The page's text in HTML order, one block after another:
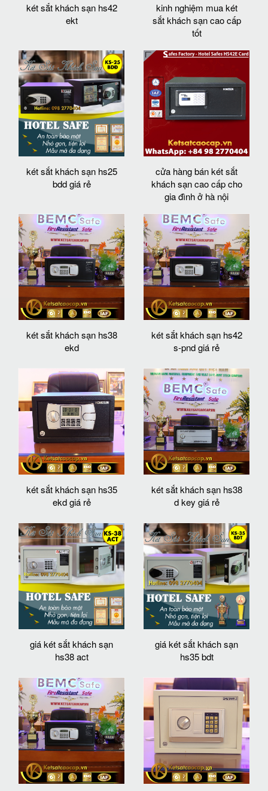
két sắt khách sạn hs42
ekt
kinh nghiệm mua két
sắt khách sạn cao cấp
tốt
két sắt khách sạn hs25
bdd giá rẻ
cửa hàng bán két sắt
khách sạn cao cấp cho
gia đình ở hà nội
két sắt khách sạn hs38
ekd
két sắt khách sạn hs42
s-pnd giá rẻ
két sắt khách sạn hs35
ekd giá rẻ
két sắt khách sạn hs38
d key giá rẻ
giá két sắt khách sạn
hs38 act
giá két sắt khách sạn
hs35 bdt